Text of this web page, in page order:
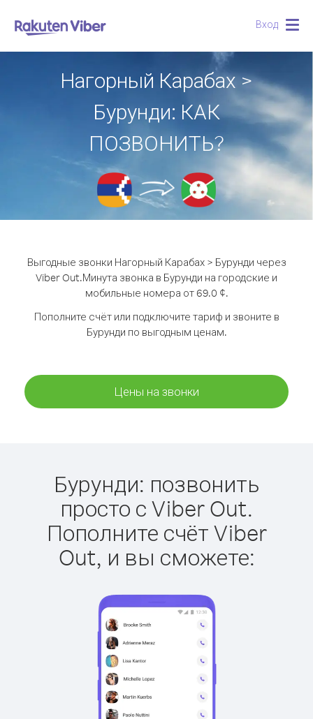
Вход
Нагорный Карабах >
Бурунди: КАК
ПОЗВОНИТЬ?
Выгодные звонки Нагорный Карабах > Бурунди через
Viber Out.Минута звонка в Бурунди на городские и
мобильные номера от 69.0 ¢.
Пополните счёт или подключите тариф и звоните в
Бурунди по выгодным ценам.
Цены на звонки
Бурунди: позвонить
просто с Viber Out.
Пополните счёт Viber
Out, и вы сможете: